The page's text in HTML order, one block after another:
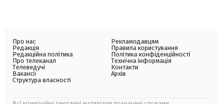
Про нас
Редакція
Редакційна політика
Про телеканал
Телеведучі
Вакансії
Структура власності
Рекламодавцям
Правила користування
Політика конфіденційності
Технічна інформація
Контакти
Архів